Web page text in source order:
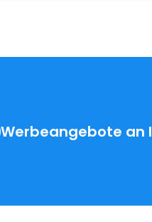
Werbeangebote an